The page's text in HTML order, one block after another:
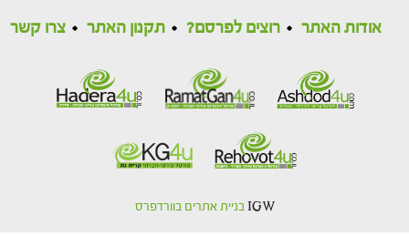
אודות האתר רוצים לפרסם? תקנון האתר צרו קשר
IGW בניית אתרים בוורדפרס